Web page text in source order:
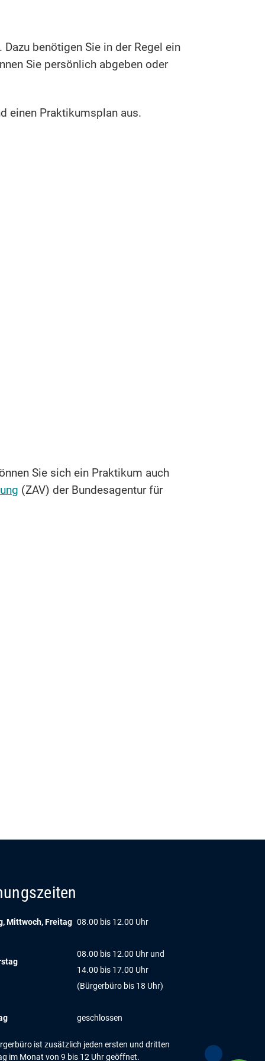
benötigen Sie in der Regel ein
Sie persönlich abgeben oder
einen Praktikumsplan aus.
Sie sich ein Praktikum auch
(ZAV) der Bundesagentur für
Mittwoch, Freitag 08.00 bis 12.00 Uhr
08.00 bis 12.00 Uhr und
14.00 bis 17.00 Uhr
(Bürgerbüro bis 18 Uhr)
geschlossen
ist zusätzlich jeden ersten und dritten
im Monat von 9 bis 12 Uhr geöffnet.